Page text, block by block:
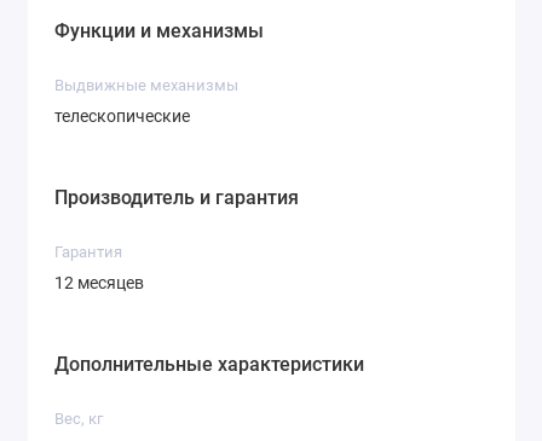
Функции и механизмы
Выдвижные механизмы
телескопические
Производитель и гарантия
Гарантия
12 месяцев
Дополнительные характеристики
Вес, кг